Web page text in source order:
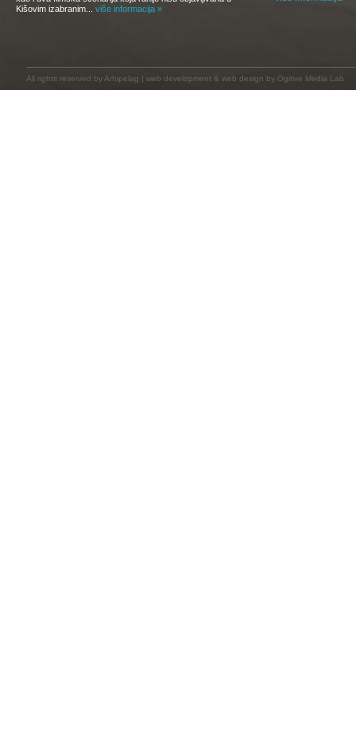
Kišovim izabranim... više informacija »
All rights reserved by Arhipelag | web development & web design by Ogitive Media Lab